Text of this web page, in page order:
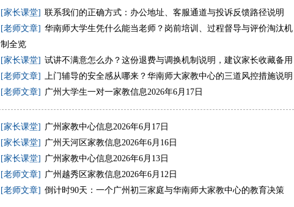
[家长课堂] 联系我们的正确方式：办公地址、客服通道与投诉反馈路径说明
[老师文章] 华南师大学生凭什么能当老师？岗前培训、过程督导与评价淘汰机
制全览
[家长课堂] 试讲不满意怎么办？这份退费与调换机制说明，建议家长收藏备用
[老师文章] 上门辅导的安全感从哪来？华南师大家教中心的三道风控措施说明
[老师文章] 广州大学生一对一家教信息2026年6月17日
[家长课堂] 广州家教中心信息2026年6月17日
[家长课堂] 广州天河区家教信息2026年6月16日
[家长课堂] 广州家教中心信息2026年6月13日
[老师文章] 广州越秀区家教信息2026年6月12日
[老师文章] 倒计时90天：一个广州初三家庭与华南师大家教中心的教育决策